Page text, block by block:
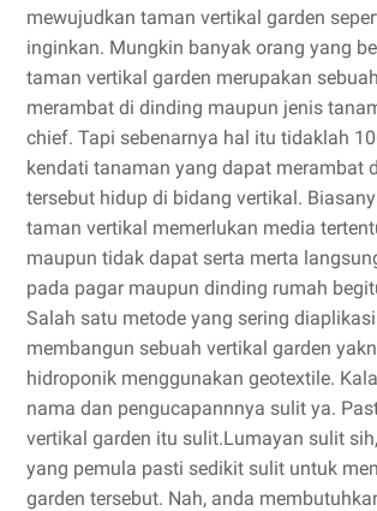
mewujudkan taman vertikal garden
inginkan. Mungkin banyak orang yang
taman vertikal garden merupakan
merambat di dinding maupun jenis
chief. Tapi sebenarnya hal itu tidaklah
kendati tanaman yang dapat merambat
tersebut hidup di bidang vertikal.
taman vertikal memerlukan media
maupun tidak dapat serta merta
pada pagar maupun dinding rumah
Salah satu metode yang sering
membangun sebuah vertikal garden
hidroponik menggunakan geotextile.
nama dan pengucapannnya sulit ya.
vertikal garden itu sulit.Lumayan sulit
yang pemula pasti sedikit sulit untuk
garden tersebut. Nah, anda